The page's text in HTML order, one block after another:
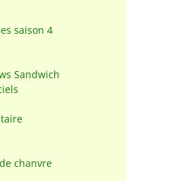
saison 4
Sandwich
chanvre